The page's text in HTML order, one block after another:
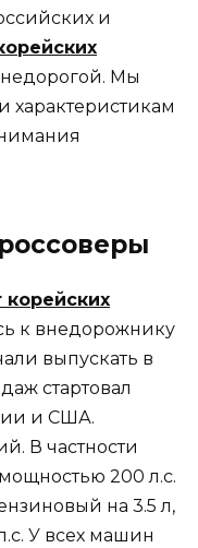
и
Мы
характеристикам
корейских
к внедорожнику
выпускать в
стартовал
и США.
В частности
200 л.с.
на 3.5 л,
У всех машин